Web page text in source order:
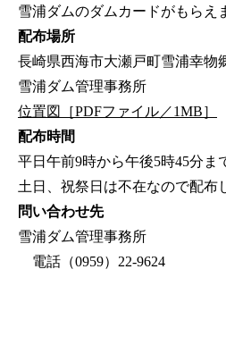
雪浦ダムのダムカードがもらえ
配布場所
長崎県西海市大瀬戸町雪浦幸物
雪浦ダム管理事務所
位置図［PDFファイル／1MB］
配布時間
平日午前9時から午後5時45分ま
土日、祝祭日は不在なので配布
問い合わせ先
雪浦ダム管理事務所
電話（0959）22-9624